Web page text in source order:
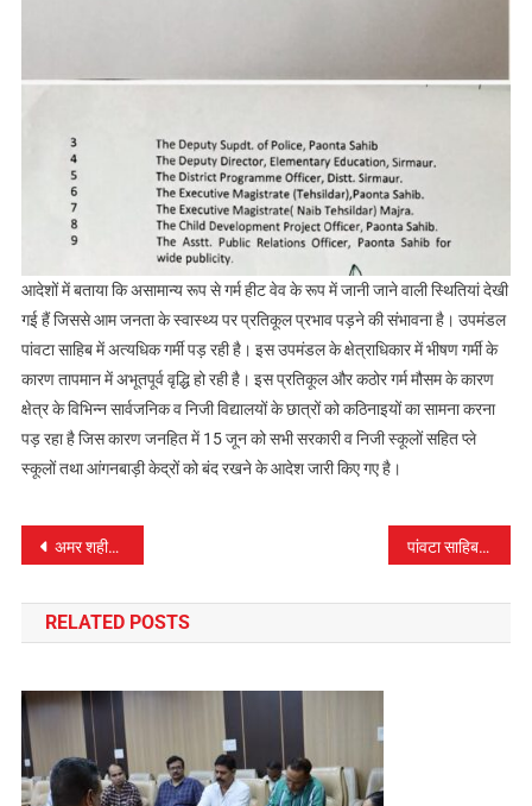
आदेशों में बताया कि असामान्य रूप से गर्म हीट वेव के रूप में जानी जाने वाली स्थितियां देखी
गई हैं जिससे आम जनता के स्वास्थ्य पर प्रतिकूल प्रभाव पड़ने की संभावना है। उपमंडल
पांवटा साहिब में अत्यधिक गर्मी पड़ रही है। इस उपमंडल के क्षेत्राधिकार में भीषण गर्मी के
कारण तापमान में अभूतपूर्व वृद्धि हो रही है। इस प्रतिकूल और कठोर गर्म मौसम के कारण
क्षेत्र के विभिन्न सार्वजनिक व निजी विद्यालयों के छात्रों को कठिनाइयों का सामना करना
पड़ रहा है जिस कारण जनहित में 15 जून को सभी सरकारी व निजी स्कूलों सहित प्ले
स्कूलों तथा आंगनबाड़ी केद्रों को बंद रखने के आदेश जारी किए गए है।
पोस्ट
नेविगेशन
अमर शहीद कुलविंदर सिंह के समृति स्थल पर श्रद्धांजलि सभा का आयोजन…. पांवटा साहिब के प्रसिद्ध व्यवसाई विनोद गोयल के पुत्र सौरभ गोयल का आकस्मिक निधन…
RELATED POSTS